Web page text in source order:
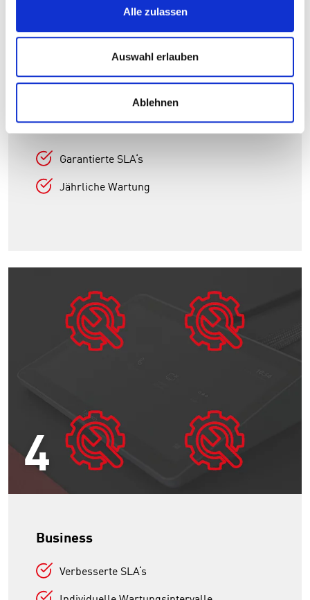
Alle zulassen
Auswahl erlauben
Ablehnen
3
Comfort
Garantierte SLA‘s
Jährliche Wartung
4
Business
Verbesserte SLA‘s